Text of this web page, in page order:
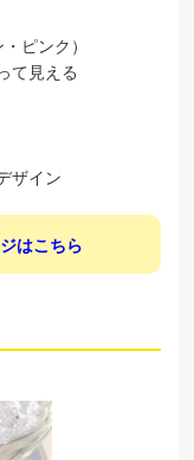
ピンク）
て見える
ザイン
はこちら